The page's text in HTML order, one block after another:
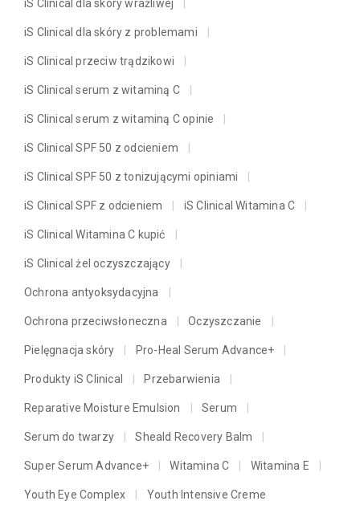
iS Clinical dla skóry wrażliwej
iS Clinical dla skóry z problemami
iS Clinical przeciw trądzikowi
iS Clinical serum z witaminą C
iS Clinical serum z witaminą C opinie
iS Clinical SPF 50 z odcieniem
iS Clinical SPF 50 z tonizującymi opiniami
iS Clinical SPF z odcieniem iS Clinical Witamina C
iS Clinical Witamina C kupić
iS Clinical żel oczyszczający
Ochrona antyoksydacyjna
Ochrona przeciwsłoneczna Oczyszczanie
Pielęgnacja skóry Pro-Heal Serum Advance+
Produkty iS Clinical Przebarwienia
Reparative Moisture Emulsion Serum
Serum do twarzy Sheald Recovery Balm
Super Serum Advance+ Witamina C Witamina E
Youth Eye Complex Youth Intensive Creme